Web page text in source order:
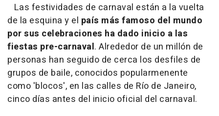
Las festividades de carnaval están a la vuelta
de la esquina y el país más famoso del mundo
por sus celebraciones ha dado inicio a las
fiestas pre-carnaval. Alrededor de un millón de
personas han seguido de cerca los desfiles de
grupos de baile, conocidos popularmenente
como 'blocos', en las calles de Río de Janeiro,
cinco días antes del inicio oficial del carnaval.